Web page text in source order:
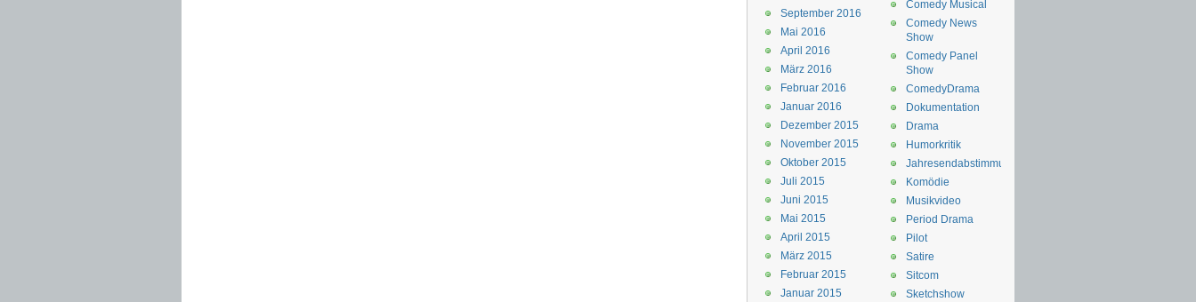
Comedy Musical
Comedy News
Show
Comedy Panel
Show
ComedyDrama
Dokumentation
Drama
Humorkritik
Jahresendabstimmung
Komödie
Musikvideo
Period Drama
Pilot
Satire
Sitcom
Sketchshow
September 2016
Mai 2016
April 2016
März 2016
Februar 2016
Januar 2016
Dezember 2015
November 2015
Oktober 2015
Juli 2015
Juni 2015
Mai 2015
April 2015
März 2015
Februar 2015
Januar 2015